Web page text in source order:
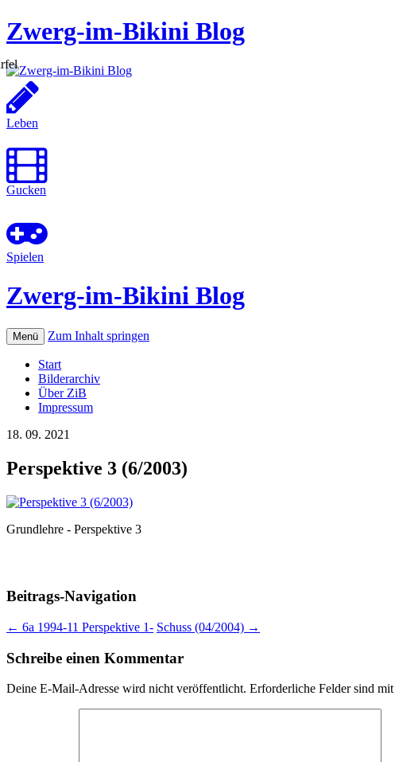
Zwerg-im-Bikini Blog
Leben
Gucken
Spielen
Zwerg-im-Bikini Blog
Menü Zum Inhalt springen
Start
Bilderarchiv
Über ZiB
Impressum
18. 09. 2021
Perspektive 3 (6/2003)
Grundlehre - Perspektive 3
Beitrags-Navigation
← 6a 1994-11 Perspektive 1- Schuss (04/2004) →
Schreibe einen Kommentar
Deine E-Mail-Adresse wird nicht veröffentlicht. Erforderliche Felder sind mit